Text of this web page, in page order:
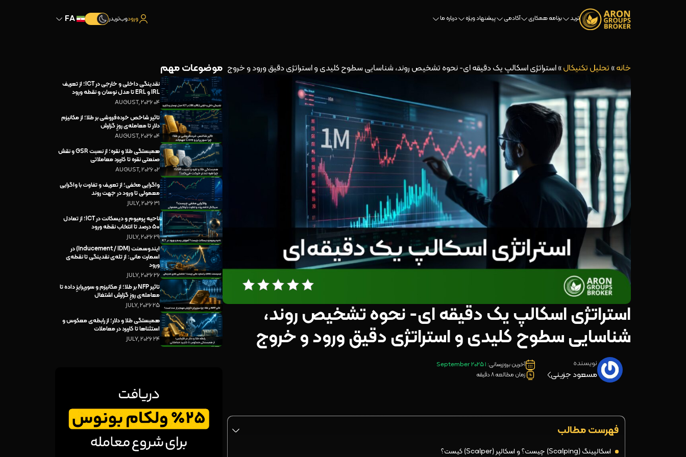
ترید برنامه همکاری آکادمی پیشنهاد ویژه درباره ما ورودوب‌تریدر
خانه» تحلیل تکنیکال»استراتژی اسکالپ یک دقیقه ای- نحوه تشخیص روند، شناسایی سطوح کلیدی و استراتژی دقیق ورود و خروج
استراتژی اسکالپ یک دقیقه ای- نحوه تشخیص روند،
شناسایی سطوح کلیدی و استراتژی دقیق ورود و خروج
نویسنده
مسعود جزینی
آخرین بروزرسانی: 1 September 2025
زمان مطالعه 8 دقیقه
فهرست مطالب
اسکالپینگ (Scalping) چیست؟ و اسکالپر (Scalper) کیست؟
موضوعات مهم
نقدینگی داخلی و خارجی در ICT؛ از تعریف
IRL و ERL تا مدل نوسان و نقطه ورود
04 AUGUST, 2026
تاثیر شاخص خرده‌فروشی بر طلا؛ از مکانیزم
دلار تا معامله‌ی روزِ گزارش
04 AUGUST, 2026
همبستگی طلا و نقره؛ از نسبت GSR و نقش
صنعتی نقره تا کاربرد معاملاتی
02 AUGUST, 2026
واگرایی مخفی؛ از تعریف و تفاوت با واگرایی
معمولی تا ورود در جهت روند
31 JULY, 2026
ناحیه پرمیوم و دیسکانت در ICT؛ از تعادل
۵۰ درصد تا انتخاب نقطه ورود
29 JULY, 2026
ایندوسمنت (Inducement / IDM) در
اسمارت مانی: از تله‌ی نقدینگی تا نقطه‌ی
ورود
26 JULY, 2026
تاثیر NFP بر طلا؛ از مکانیزم و سورپرایزِ داده تا
معامله‌ی روزِ گزارش اشتغال
25 JULY, 2026
همبستگی طلا و دلار؛ از رابطه‌ی معکوس و
استثناها تا کاربرد در معاملات
24 JULY, 2026